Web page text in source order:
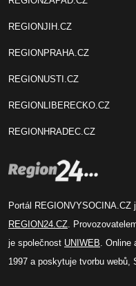
REGIONJIH.CZ
REGIONPRAHA.CZ
REGIONUSTI.CZ
REGIONLIBERECKO.CZ
REGIONHRADEC.CZ
Portál
REGION24.CZ .
je společnost UNIWEB .
1997 a poskytuje tvorbu webů,